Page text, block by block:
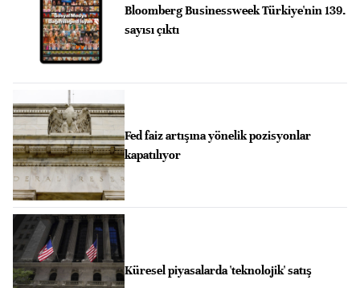
Bloomberg Businessweek Türkiye'nin 139.
sayısı çıktı
Fed faiz artışına yönelik pozisyonlar
kapatılıyor
Küresel piyasalarda 'teknolojik' satış